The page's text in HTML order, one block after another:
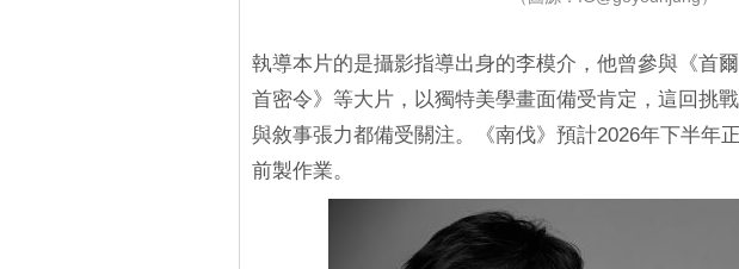
執導本片的是攝影指導出身的李模介，他曾參與《首
首密令》等大片，以獨特美學畫面備受肯定，這回挑
與敘事張力都備受關注。《南伐》預計2026年下半年
前製作業。